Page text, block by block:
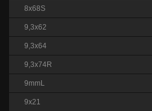
8x68S
9,3x62
9,3x64
9,3x74R
9mmL
9x21